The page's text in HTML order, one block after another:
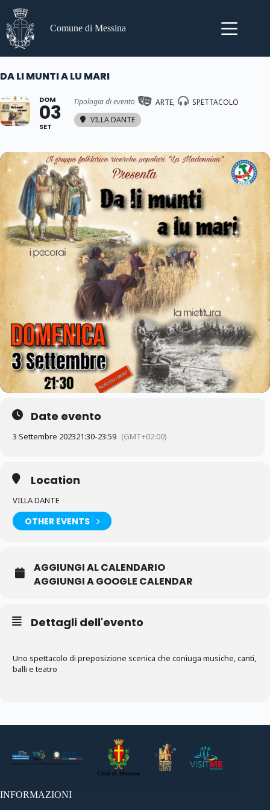
contenuto
Comune di Messina
DA LI MUNTI A LU MARI
DOM
03
SET
Tipologia di evento ARTE,
SPETTACOLO
VILLA DANTE
Date evento
3 Settembre 202321:30-23:59 (GMT+02:00)
Location
VILLA DANTE
OTHER EVENTS
AGGIUNGI AL CALENDARIO
AGGIUNGI A GOOGLE CALENDAR
Dettagli dell'evento
Uno spettacolo di preposizione scenica che coniuga musiche, canti,
balli e teatro
INFORMAZIONI